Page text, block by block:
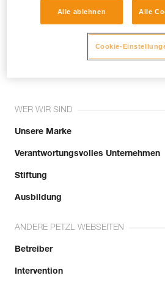
Tritt der Community bei!
WER WIR SIND
Unsere Marke
Verantwortungsvolles Unternehmen
Stiftung
Ausbildung
ANDERE PETZL WEBSEITEN
Betreiber
Intervention
Alle ablehnen Alle
Cookie-